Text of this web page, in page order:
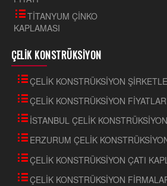
TİTANYUM ÇİNKO
KAPLAMASI
ÇELİK KONSTRÜKSİYON
ÇELİK KONSTRÜKSİYON
ÇELİK KONSTRÜKSİYON
İSTANBUL ÇELİK KONSTRÜKSİYON
ERZURUM ÇELİK
ÇELİK KONSTRÜKSİYON ÇATI
ÇELİK KONSTRÜKSİYON